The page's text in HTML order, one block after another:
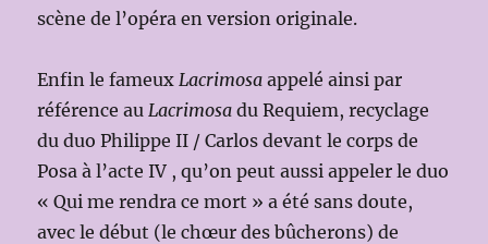
scène de l’opéra en version originale.
Enfin le fameux Lacrimosa appelé ainsi par
référence au Lacrimosa du Requiem, recyclage
du duo Philippe II / Carlos devant le corps de
Posa à l’acte IV , qu’on peut aussi appeler le duo
« Qui me rendra ce mort » a été sans doute,
avec le début (le chœur des bûcherons) de